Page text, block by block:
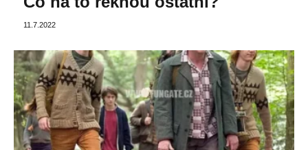
11.7.2022